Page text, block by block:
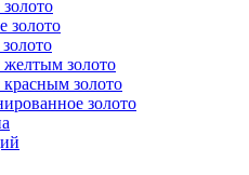
золото
желтым золото
красным золото
золото